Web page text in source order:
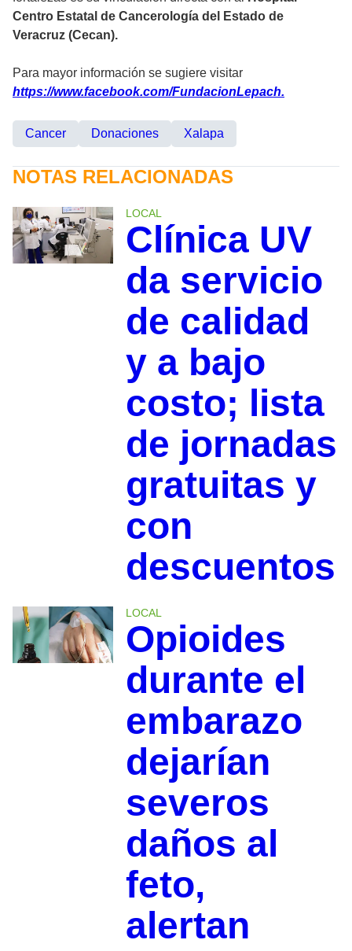
Centro Estatal de Cancerología del Estado de
Veracruz (Cecan).
Para mayor información se sugiere visitar
https://www.facebook.com/FundacionLepach.
Cancer Donaciones Xalapa
NOTAS RELACIONADAS
LOCAL
Clínica UV
da servicio
de calidad
y a bajo
costo; lista
de jornadas
gratuitas y
con
descuentos
LOCAL
Opioides
durante el
embarazo
dejarían
severos
daños al
feto,
alertan